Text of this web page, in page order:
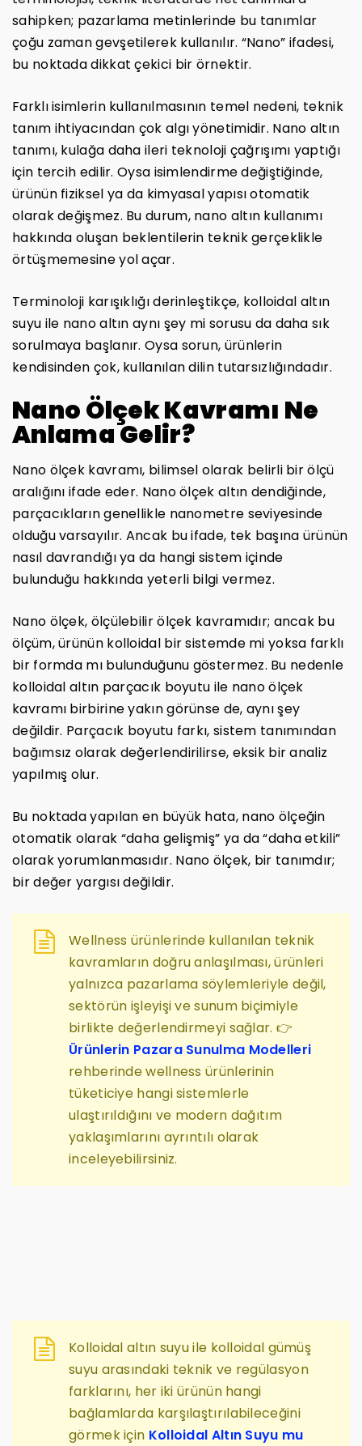
sahipken; pazarlama metinlerinde bu tanımlar
çoğu zaman gevşetilerek kullanılır. “Nano” ifadesi,
bu noktada dikkat çekici bir örnektir.
Farklı isimlerin kullanılmasının temel nedeni, teknik
tanım ihtiyacından çok algı yönetimidir. Nano altın
tanımı, kulağa daha ileri teknoloji çağrışımı yaptığı
için tercih edilir. Oysa isimlendirme değiştiğinde,
ürünün fiziksel ya da kimyasal yapısı otomatik
olarak değişmez. Bu durum, nano altın kullanımı
hakkında oluşan beklentilerin teknik gerçeklikle
örtüşmemesine yol açar.
Terminoloji karışıklığı derinleştikçe, kolloidal altın
suyu ile nano altın aynı şey mi sorusu da daha sık
sorulmaya başlanır. Oysa sorun, ürünlerin
kendisinden çok, kullanılan dilin tutarsızlığındadır.
Nano Ölçek Kavramı Ne
Anlama Gelir?
Nano ölçek kavramı, bilimsel olarak belirli bir ölçü
aralığını ifade eder. Nano ölçek altın dendiğinde,
parçacıkların genellikle nanometre seviyesinde
olduğu varsayılır. Ancak bu ifade, tek başına ürünün
nasıl davrandığı ya da hangi sistem içinde
bulunduğu hakkında yeterli bilgi vermez.
Nano ölçek, ölçülebilir ölçek kavramıdır; ancak bu
ölçüm, ürünün kolloidal bir sistemde mi yoksa farklı
bir formda mı bulunduğunu göstermez. Bu nedenle
kolloidal altın parçacık boyutu ile nano ölçek
kavramı birbirine yakın görünse de, aynı şey
değildir. Parçacık boyutu farkı, sistem tanımından
bağımsız olarak değerlendirilirse, eksik bir analiz
yapılmış olur.
Bu noktada yapılan en büyük hata, nano ölçeğin
otomatik olarak “daha gelişmiş” ya da “daha etkili”
olarak yorumlanmasıdır. Nano ölçek, bir tanımdır;
bir değer yargısı değildir.
Wellness ürünlerinde kullanılan teknik
kavramların doğru anlaşılması, ürünleri
yalnızca pazarlama söylemleriyle değil,
sektörün işleyişi ve sunum biçimiyle
birlikte değerlendirmeyi sağlar. 👉
Ürünlerin Pazara Sunulma Modelleri
rehberinde wellness ürünlerinin
tüketiciye hangi sistemlerle
ulaştırıldığını ve modern dağıtım
yaklaşımlarını ayrıntılı olarak
inceleyebilirsiniz.
Kolloidal altın suyu ile kolloidal gümüş
suyu arasındaki teknik ve regülasyon
farklarını, her iki ürünün hangi
bağlamlarda karşılaştırılabileceğini
görmek için Kolloidal Altın Suyu mu